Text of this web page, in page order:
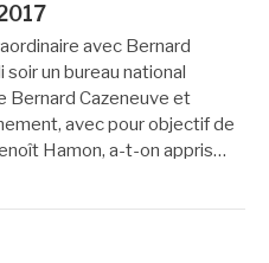
avec Bernard
un bureau national
Bernard Cazeneuve et
avec pour objectif de
Hamon, a-t-on appris…